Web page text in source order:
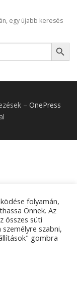
egy újabb keresés
Search Button
– OnePress
folyamán,
Önnek. Az
összes süti
szabni,
gombra